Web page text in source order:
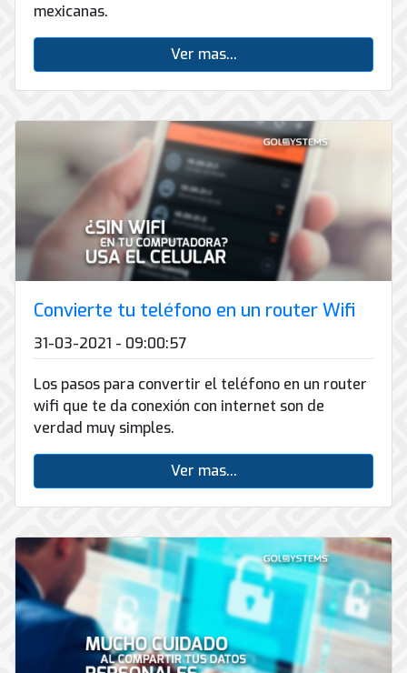
mexicanas.
Ver mas...
Convierte tu teléfono en un router Wifi
31-03-2021 - 09:00:57
Los pasos para convertir el teléfono en un router
wifi que te da conexión con internet son de
verdad muy simples.
Ver mas...